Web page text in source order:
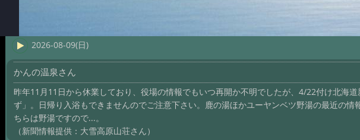
2026-08-09(日)
かんの温泉さん
昨年11月11日から休業しており、役場の情報でもいつ再開か不明でしたが、4/22付け北海
ず」。日帰り入浴もできませんのでご注意下さい。鹿の湯ほかユーヤンベツ野湯の最近の情
ちらは野湯ですので...。
（新聞情報提供：大雪高原山荘さん）